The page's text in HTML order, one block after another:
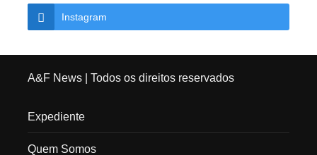
Instagram
A&F News| Todos os direitos reservados
Expediente
Quem Somos